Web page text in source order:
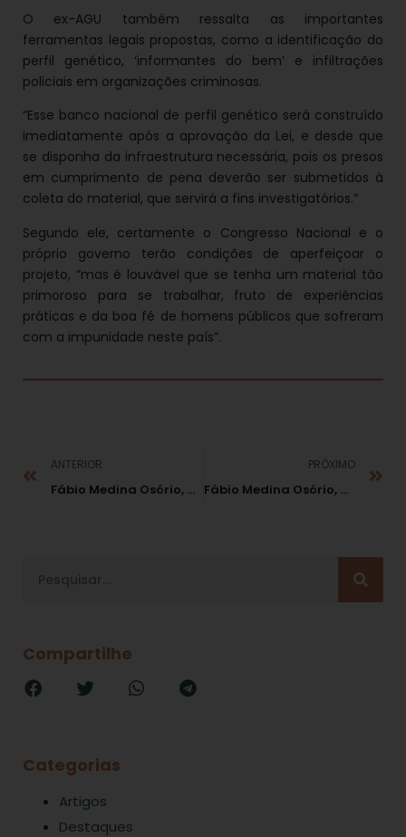
O ex-AGU também ressalta as importantes
ferramentas legais propostas, como a identificação do
perfil genético, ‘informantes do bem’ e infiltrações
policiais em organizações criminosas.
“Esse banco nacional de perfil genético será construído
imediatamente após a aprovação da Lei, e desde que
se disponha da infraestrutura necessária, pois os presos
em cumprimento de pena deverão ser submetidos à
coleta do material, que servirá a fins investigatórios.”
Segundo ele, certamente o Congresso Nacional e o
próprio governo terão condições de aperfeiçoar o
projeto, “mas é louvável que se tenha um material tão
primoroso para se trabalhar, fruto de experiências
práticas e da boa fé de homens públicos que sofreram
com a impunidade neste país”.
ANTERIOR
Fábio Medina Osório, para o Correio Braziliense: “Poder investigatório do Ministério Público”
PRÓXIMO
Fábio Medina Osório, para a Folha de S. Paulo: “Mistura de Escândalos”
Compartilhe
Categorias
Artigos
Destaques